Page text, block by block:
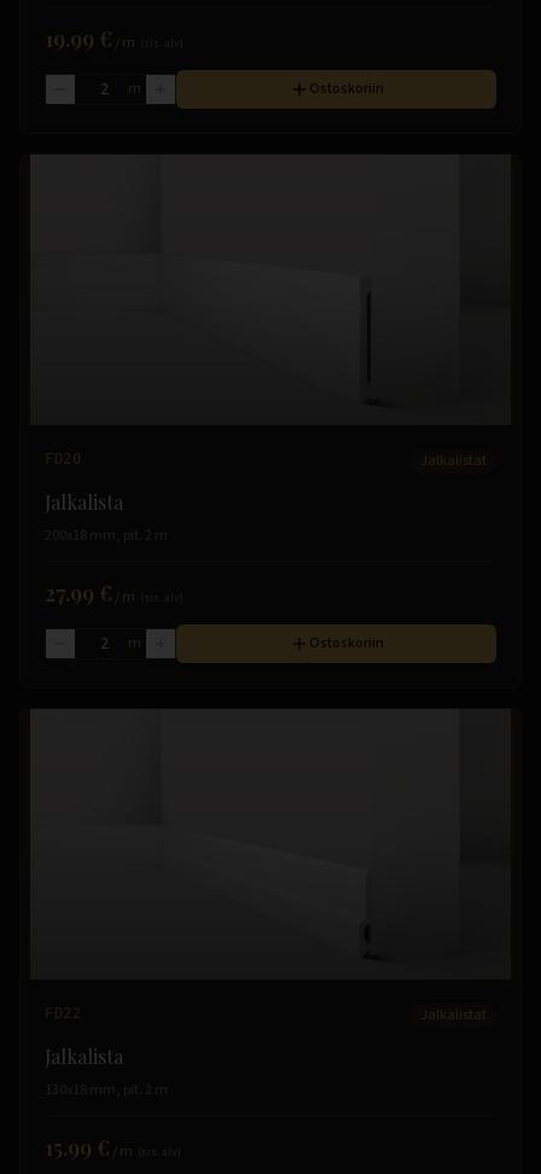
19.99 € /m
m Ostoskoriin
FD20 Jalkalistat
Jalkalista
200x18 mm, pit. 2 m
27.99 € /m
m Ostoskoriin
FD22 Jalkalistat
Jalkalista
130x18 mm, pit. 2 m
15.99 € /m